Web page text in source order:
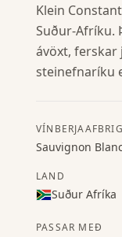
Klein
Suður-Afríku.
ávöxt,
steinefnaríku
Sauvignon Blanc
LAND
Suður Afríka
PASSAR MEÐ